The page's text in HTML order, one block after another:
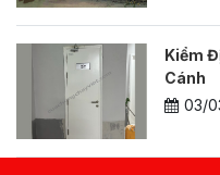
Kiểm
Cánh
03/